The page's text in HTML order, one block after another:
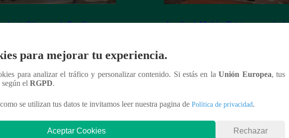
el auto 0 km para la Familia
Sábados en Familia?
¡Igualitos!: Mathías Brivio comparó a la
para mejorar tu experiencia.
para analizar el tráfico y personalizar contenido. Si estás en laUnión Europea, tus
según el RGPD.
se utilizan tus datos te invitamos leer nuestra pagina de Política de privacidad.
Aceptar Cookies Rechazar